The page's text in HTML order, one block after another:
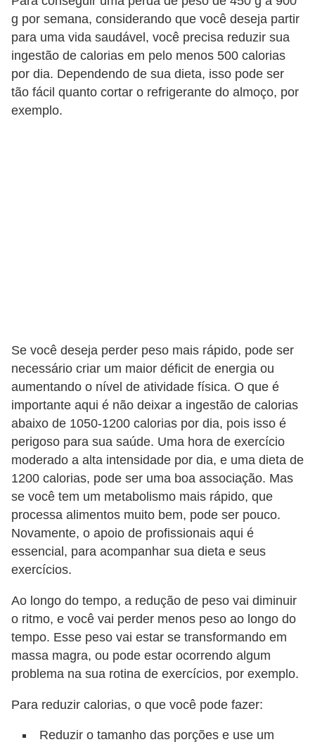
g por semana, considerando que você deseja partir
para uma vida saudável, você precisa reduzir sua
ingestão de calorias em pelo menos 500 calorias
por dia. Dependendo de sua dieta, isso pode ser
tão fácil quanto cortar o refrigerante do almoço, por
exemplo.
Se você deseja perder peso mais rápido, pode ser
necessário criar um maior déficit de energia ou
aumentando o nível de atividade física. O que é
importante aqui é não deixar a ingestão de calorias
abaixo de 1050-1200 calorias por dia, pois isso é
perigoso para sua saúde. Uma hora de exercício
moderado a alta intensidade por dia, e uma dieta de
1200 calorias, pode ser uma boa associação. Mas
se você tem um metabolismo mais rápido, que
processa alimentos muito bem, pode ser pouco.
Novamente, o apoio de profissionais aqui é
essencial, para acompanhar sua dieta e seus
exercícios.
Ao longo do tempo, a redução de peso vai diminuir
o ritmo, e você vai perder menos peso ao longo do
tempo. Esse peso vai estar se transformando em
massa magra, ou pode estar ocorrendo algum
problema na sua rotina de exercícios, por exemplo.
Para reduzir calorias, o que você pode fazer:
Reduzir o tamanho das porções e use um